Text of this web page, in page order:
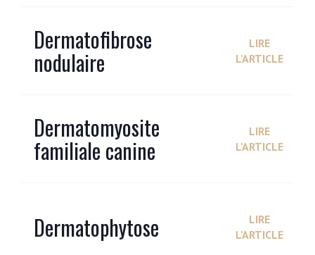
Dermatofibrose
nodulaire
LIRE
L'ARTICLE
Dermatomyosite
familiale canine
LIRE
L'ARTICLE
Dermatophytose
LIRE
L'ARTICLE